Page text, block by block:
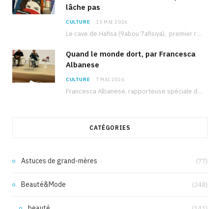
lâche pas
CULTURE 15 MAI 2026
Le cave de Hafisa (9abou 7afisiya), premier roman du journaliste tunisien Mohamed Amine Ben Hlel,…
Quand le monde dort, par Francesca
Albanese
CULTURE 7 MAI 2026
Francesca Albanese, rapporteuse spéciale de l’ONU sur les territoires palestiniens occupés, était à Tunis pour…
CATÉGORIES
Astuces de grand-mères (77)
Beauté&Mode (248)